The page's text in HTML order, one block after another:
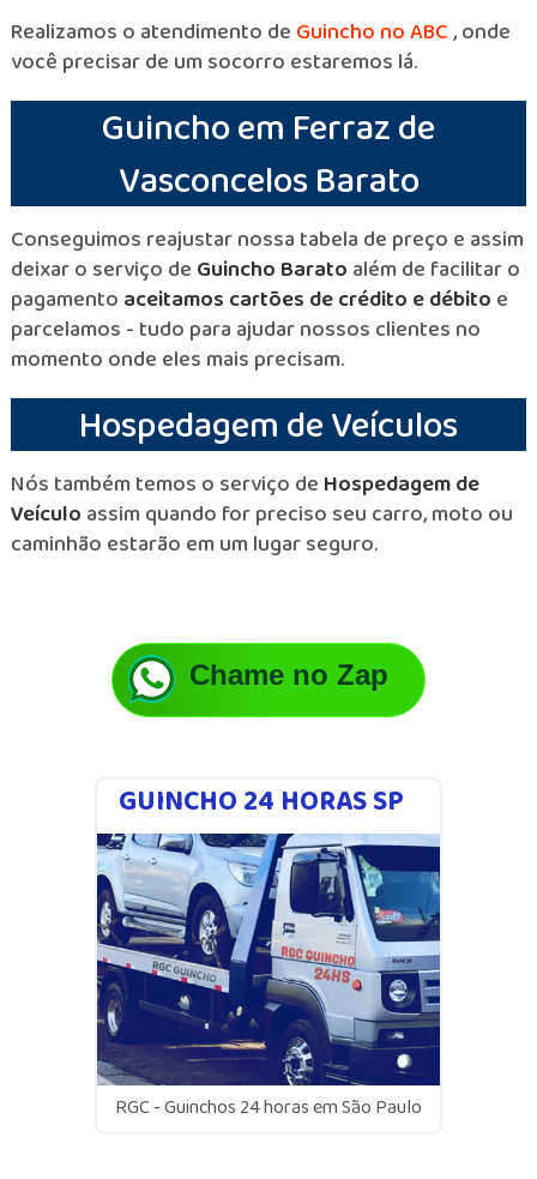
Realizamos o atendimento de Guincho no ABC, onde
você precisar de um socorro estaremos lá.
Guincho em Ferraz de
Vasconcelos Barato
Conseguimos reajustar nossa tabela de preço e assim
deixar o serviço de Guincho Barato além de facilitar o
pagamento aceitamos cartões de crédito e débito e
parcelamos - tudo para ajudar nossos clientes no
momento onde eles mais precisam.
Hospedagem de Veículos
Nós também temos o serviço de Hospedagem de
Veículo assim quando for preciso seu carro, moto ou
caminhão estarão em um lugar seguro.
Chame no Zap
GUINCHO 24 HORAS SP
RGC - Guinchos 24 horas em São Paulo